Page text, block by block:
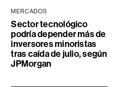
MERCADOS
Sector tecnológico
podría depender más de
inversores minoristas
tras caída de julio, según
JPMorgan